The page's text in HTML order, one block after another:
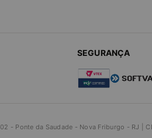
SEGURANÇA
- Ponte da Saudade - Nova Friburgo - RJ |